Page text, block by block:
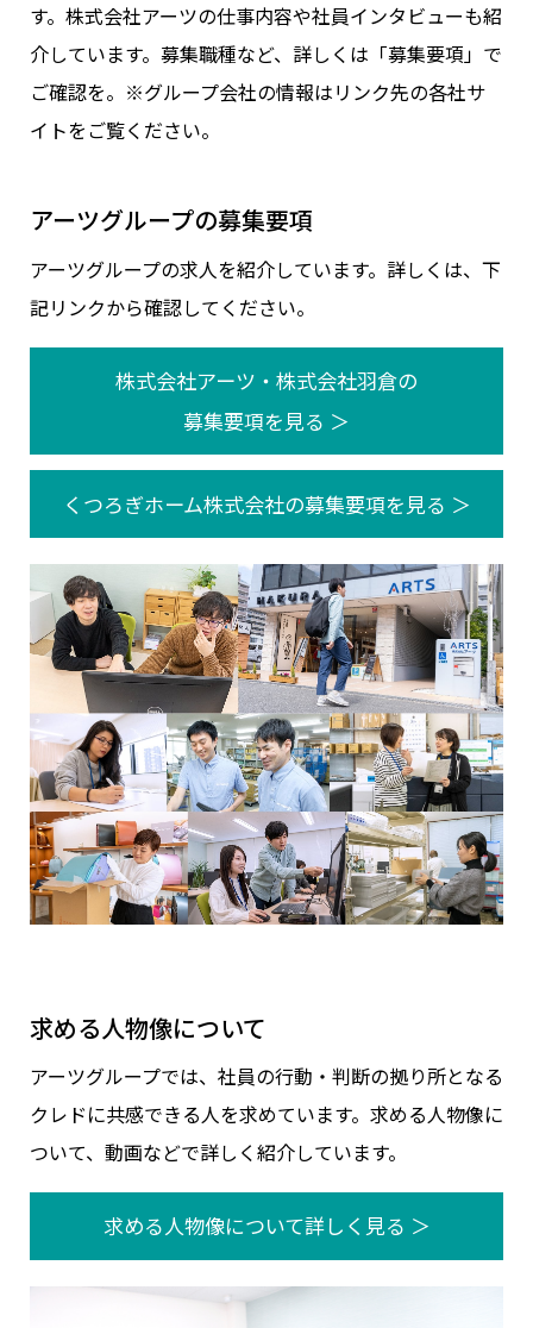
す。株式会社アーツの仕事内容や社員インタビューも紹
介しています。募集職種など、詳しくは「募集要項」で
ご確認を。※グループ会社の情報はリンク先の各社サ
イトをご覧ください。
アーツグループの募集要項
アーツグループの求人を紹介しています。詳しくは、下
記リンクから確認してください。
株式会社アーツ・株式会社羽倉の
募集要項を見る ＞
くつろぎホーム株式会社の募集要項を見る ＞
求める人物像について
アーツグループでは、社員の行動・判断の拠り所となる
クレドに共感できる人を求めています。求める人物像に
ついて、動画などで詳しく紹介しています。
求める人物像について詳しく見る ＞